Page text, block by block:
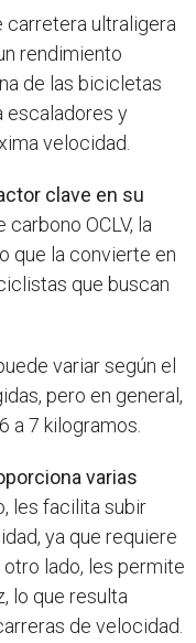
carretera ultraligera
rendimiento
de las bicicletas
escaladores y
velocidad.
clave en su
OCLV, la
que la convierte en
que buscan
variar según el
pero en general,
a 7 kilogramos.
varias
les facilita subir
ya que requiere
lado, les permite
lo que resulta
de velocidad.